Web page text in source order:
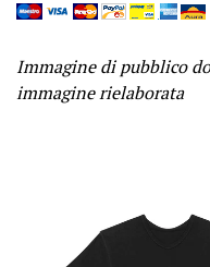
Immagine di pubblico
immagine rielaborata